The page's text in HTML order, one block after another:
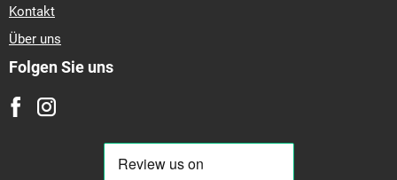
Kontakt
Über uns
Folgen Sie uns